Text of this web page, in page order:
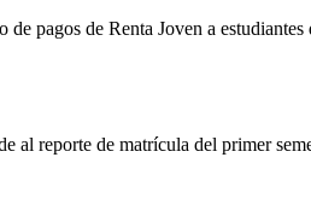
pagos de Renta Joven a
al reporte de matrícula del primer